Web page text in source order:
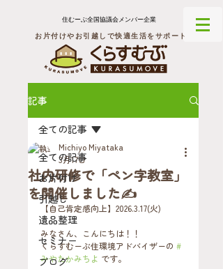
住むーぶ全国協議会メンバー企業
お片付けやお引越しで快適生活をサポート
記事
全ての記事
お片付け
引越し
遺品整理
セミナー
ブログ
全ての記事
社内研修で「ペン字教室」
を開催しました✍️
Michiyo Miyataka
3月17日
【自己肯定感向上】2026.3.17(火)
みなさん、こんにちは！！
くらすむーぶ住環境アドバイザーの #
みやたかみちよ です。